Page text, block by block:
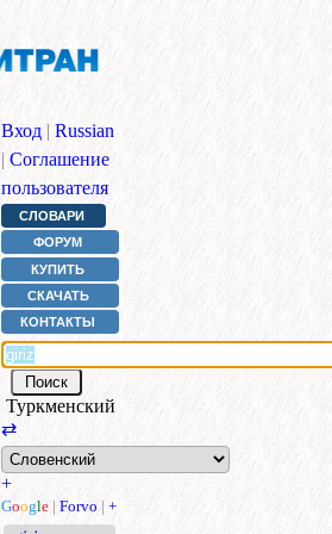
Вход | Russian
| Соглашение
пользователя
СЛОВАРИ
ФОРУМ
КУПИТЬ
СКАЧАТЬ
КОНТАКТЫ
Туркменский
⇄
+
Google | Forvo | +